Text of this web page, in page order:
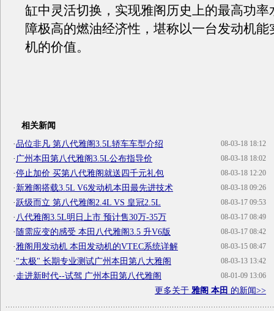
缸中灵活切换，实现雅阁历史上的最高功率
障极高的燃油经济性，堪称以一台发动机能
机的价值。
相关新闻
08-03-18 18:12
·品位非凡 第八代雅阁3.5L轿车车型介绍
08-03-18 18:02
· 广州本田第八代雅阁3.5L公布指导价
08-03-18 12:20
·停止加价 买第八代雅阁就送四千元礼包
08-03-18 09:26
·新雅阁搭载3.5L V6发动机本田最先进技术
08-03-17 09:53
·跃级而立 第八代雅阁2.4L VS 皇冠2.5L
08-03-17 08:49
· 八代雅阁3.5L明日上市 预计售30万-35万
08-03-17 08:42
·随需应变的感受 本田八代雅阁3.5 升V6版
08-03-15 08:47
·雅阁用发动机 本田发动机的VTEC系统详解
08-03-13 13:42
·"太极" 长期专业测试广州本田第八大雅阁
08-01-09 13:06
·走进新时代--试驾 广州本田第八代雅阁
更多关于 雅阁 本田 的新闻>>